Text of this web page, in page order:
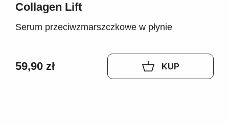
Collagen Lift
Serum przeciwzmarszczkowe w płynie
59,90 zł KUP